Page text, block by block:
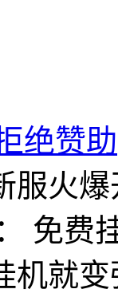
绝赞助
服火
免费
机就